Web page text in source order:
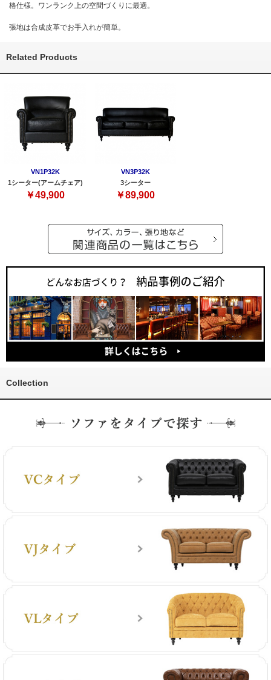
格仕様。ワンランク上の空間づくりに最適。
張地は合成皮革でお手入れが簡単。
Related Products
VN1P32K
1シーター(アームチェア)
￥49,900
VN3P32K
3シーター
￥89,900
Collection